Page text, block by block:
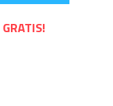
GRATIS!